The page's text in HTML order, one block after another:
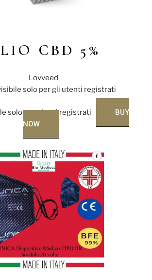
CBD 5%
Lovveed
solo per gli utenti registrati
solo per utenti registrati
BUY
NOW